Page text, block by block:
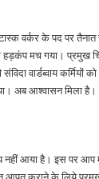
वर्कर के पद पर तैनात
मच गया। प्रमुख
वार्डब्वाय कर्मियों
अब आश्वासन मिला
नहीं आया है। इस पर आप